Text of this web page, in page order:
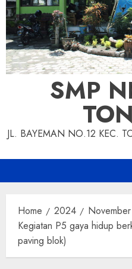
SMP
JL. BAYEMAN NO.12 KEC.
Home 2024 November
Kegiatan P5 gaya hidup
paving blok)